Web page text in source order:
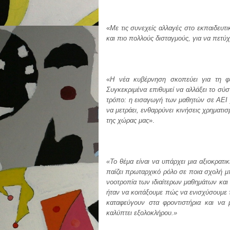
«Με τις συνεχείς αλλαγές στο
και πιο πολλούς δισταγμούς, για να
«Η νέα κυβέρνηση σκοπεύει για τη
Συγκεκριμένα επιθυμεί να αλλάξει το
τρόπο: η εισαγωγή των μαθητών σε ΑΕΙ
να μετράει, ενθαρρύνει κινήσεις
της χώρας μας».
«Το θέμα είναι να υπάρχει μια
παίζει πρωταρχικό ρόλο σε ποια σχολή
νοοτροπία των ιδιαίτερων μαθημάτων
ήταν να κοιτάξουμε πώς να ενισχύσουμε
καταφεύγουν στα φροντιστήρια και
καλύπτει εξολοκλήρου.»